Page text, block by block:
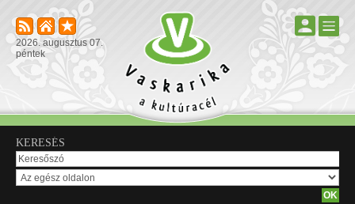
2026. augusztus 07.
péntek
KERESÉS